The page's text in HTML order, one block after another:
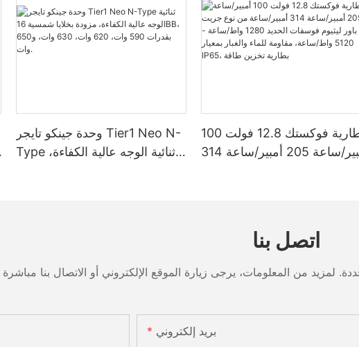
وحدة جينكو تايجر Tier1 Neo N-
Type ثنائية الوجه عالية الكفاءة،
بطارية فوكستك 12.8 فولت 100
أمبير/ساعة 205 أمبير/ساعة 314
بطارية تخزين طاقة
اتصل بنا
بريد إلكتروني